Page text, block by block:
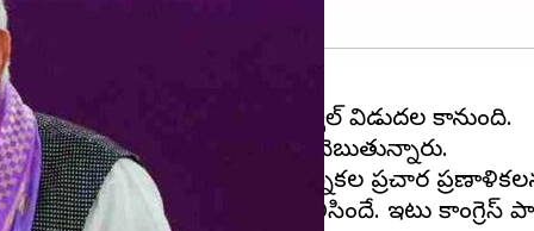
అసెంబ్లీ ఎన్నికల షెడ్యూల్ విడుదల కానుంది.
విడుదలయ్యే అవకాశం ఉందని చెబుతున్నారు.
నేపథ్యంలో, పార్టీలన్నీ తమ ఎన్నికల ప్రచార
ప్రకటించిన సంగతి తెలిసిందే. ఇటు కాంగ్రెస్